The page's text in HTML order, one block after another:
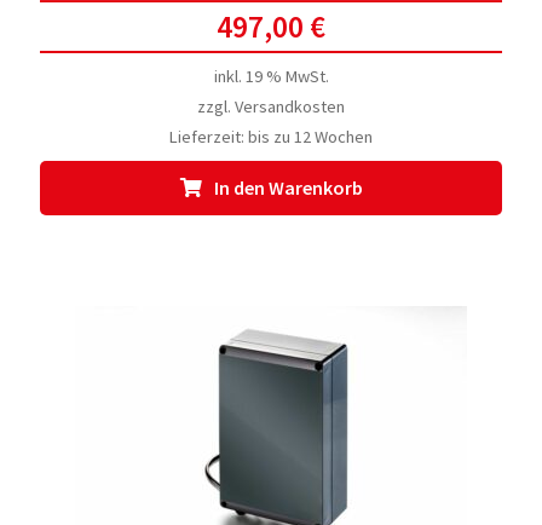
497,00 €
inkl. 19 % MwSt.
zzgl. Versandkosten
Lieferzeit: bis zu 12 Wochen
In den Warenkorb